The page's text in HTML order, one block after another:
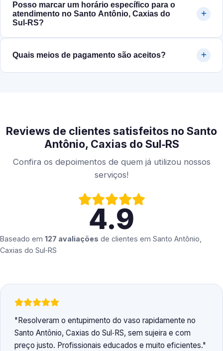
Posso marcar um horário específico para o
atendimento no Santo Antônio, Caxias do
Sul‑RS?
Quais meios de pagamento são aceitos?
Reviews de clientes satisfeitos no Santo
Antônio, Caxias do Sul‑RS
Confira os depoimentos de quem já utilizou nossos
serviços!
4.9
Baseado em 127 avaliações de clientes em Santo Antônio,
Caxias do Sul‑RS
Resolveram o entupimento do vaso rapidamente no
Santo Antônio, Caxias do Sul‑RS, sem sujeira e com
preço justo. Profissionais educados e muito eficientes.